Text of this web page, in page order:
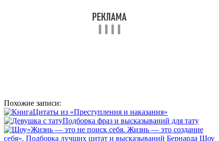
Похожие записи:
Цитаты из «Преступления и наказания»
Подборка фраз и высказываний для тату
«Жизнь — это не поиск себя. Жизнь — это создание
себя». Подборка лучших цитат и высказываний Бернарда Шоу